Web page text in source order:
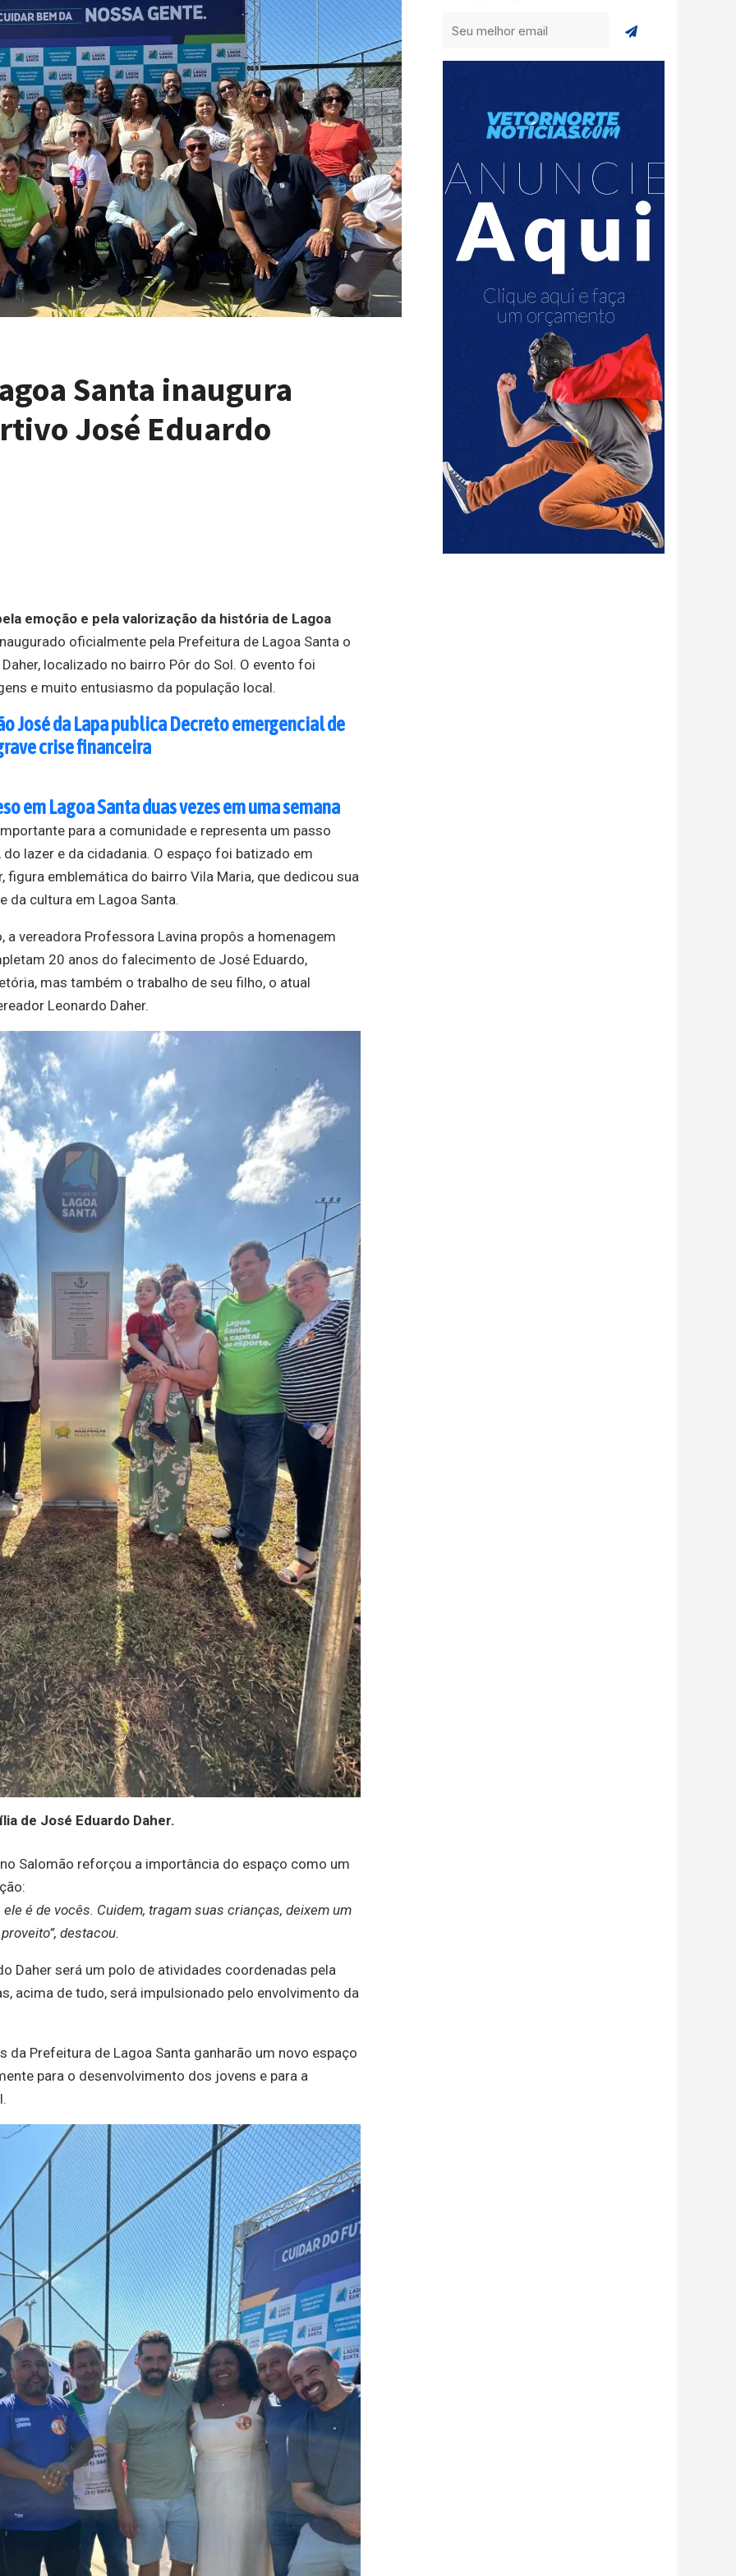
Santa inaugura
José Eduardo
emoção e pela valorização da história de Lagoa
oficialmente pela Prefeitura de Lagoa Santa o
localizado no bairro Pôr do Sol. O evento foi
e muito entusiasmo da população local.
José da Lapa publica Decreto emergencial de
crise financeira
em Lagoa Santa duas vezes em uma semana
para a comunidade e representa um passo
lazer e da cidadania. O espaço foi batizado em
figura emblemática do bairro Vila Maria, que dedicou sua
cultura em Lagoa Santa.
vereadora Professora Lavina propôs a homenagem
20 anos do falecimento de José Eduardo,
mas também o trabalho de seu filho, o atual
Leonardo Daher.
de José Eduardo Daher.
Salomão reforçou a importância do espaço como um
é de vocês. Cuidem, tragam suas crianças, deixem um
destacou.
Daher será um polo de atividades coordenadas pela
acima de tudo, será impulsionado pelo envolvimento da
Prefeitura de Lagoa Santa ganharão um novo espaço
para o desenvolvimento dos jovens e para a